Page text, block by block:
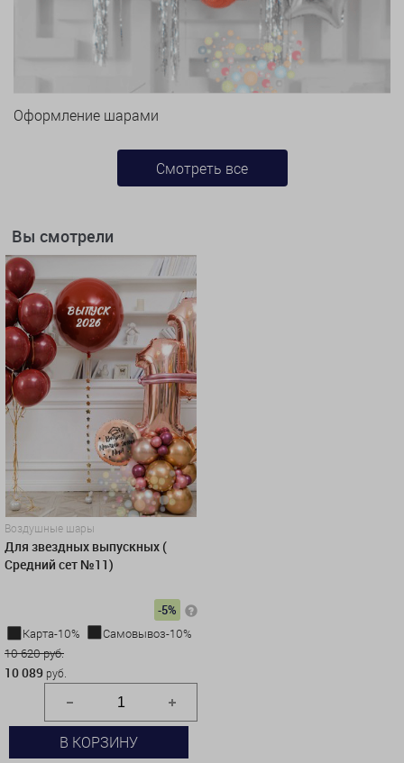
Оформление шарами
Смотреть все
Вы смотрели
Воздушные шары
Для звездных выпускных (
Средний сет №11)
-5%
Карта-10%
Самовывоз-10%
10 620 руб.
10 089 руб.
В КОРЗИНУ